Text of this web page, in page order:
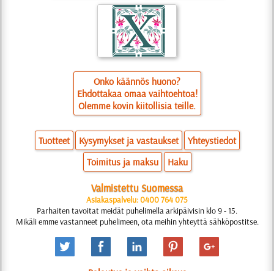
Onko käännös huono?
Ehdottakaa omaa vaihtoehtoa!
Olemme kovin kiitollisia teille.
Tuotteet Kysymykset ja vastaukset
Yhteystiedot
Toimitus ja maksu
Haku
Valmistettu Suomessa
Asiakaspalvelu: 0400 764 075
Parhaiten tavoitat meidät puhelimella arkipäivisin klo 9 - 15.
Mikäli emme vastanneet puhelimeen, ota meihin yhteyttä sähköpostitse.